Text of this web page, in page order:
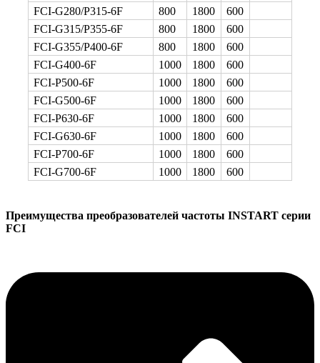
FCI-G280/P315-6F
800 1800
600
FCI-G315/P355-6F
800 1800
600
FCI-G355/P400-6F
800 1800
600
FCI-G400-6F
1000 1800
600
FCI-P500-6F
1000 1800
600
FCI-G500-6F
1000 1800
600
FCI-P630-6F
1000 1800
600
FCI-G630-6F
1000 1800
600
FCI-P700-6F
1000 1800
600
FCI-G700-6F
1000 1800 600
Преимущества преобразователей частоты INSTART серии
FCI